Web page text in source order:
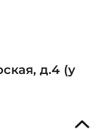
д.4 (у